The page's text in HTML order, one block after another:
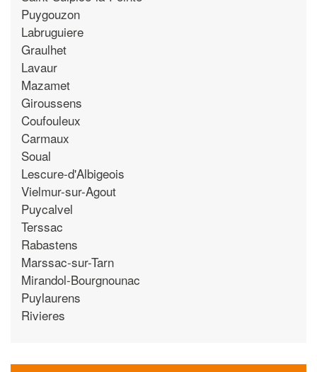
Puygouzon
Labruguiere
Graulhet
Lavaur
Mazamet
Giroussens
Coufouleux
Carmaux
Soual
Lescure-d'Albigeois
Vielmur-sur-Agout
Puycalvel
Terssac
Rabastens
Marssac-sur-Tarn
Mirandol-Bourgnounac
Puylaurens
Rivieres